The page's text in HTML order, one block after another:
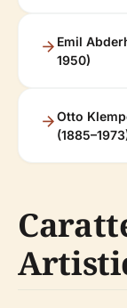
Emil
1950)
Otto